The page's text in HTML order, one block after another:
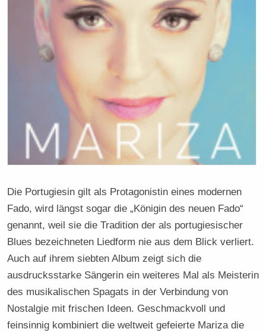
Die Portugiesin gilt als Protagonistin eines modernen
Fado, wird längst sogar die „Königin des neuen Fado“
genannt, weil sie die Tradition der als portugiesischer
Blues bezeichneten Liedform nie aus dem Blick verliert.
Auch auf ihrem siebten Album zeigt sich die
ausdrucksstarke Sängerin ein weiteres Mal als Meisterin
des musikalischen Spagats in der Verbindung von
Nostalgie mit frischen Ideen. Geschmackvoll und
feinsinnig kombiniert die weltweit gefeierte Mariza die